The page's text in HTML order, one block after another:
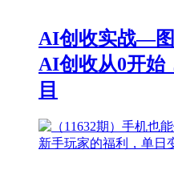
AI创收实战—图
AI创收从0开始
目